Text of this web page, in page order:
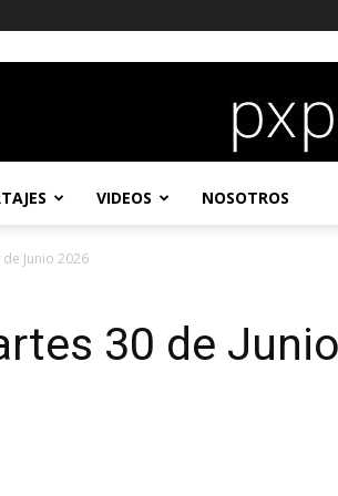
VIDEOS NOSOTROS
de Junio 2026
30 de